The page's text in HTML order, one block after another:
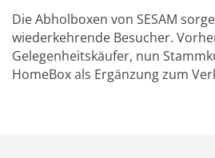
Die Abholboxen von SESAM
wiederkehrende Besucher.
Gelegenheitskäufer, nun
HomeBox als Ergänzung zum